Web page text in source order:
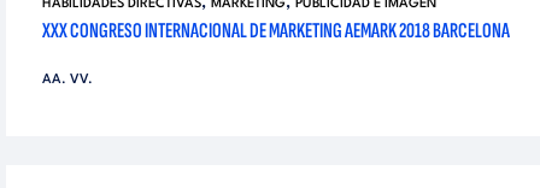
HABILIDADES DIRECTIVAS MARKETING PUBLICIDAD E IMAGEN
XXX CONGRESO INTERNACIONAL DE MARKETING AEMARK 2018 BARCELONA
AA. VV.